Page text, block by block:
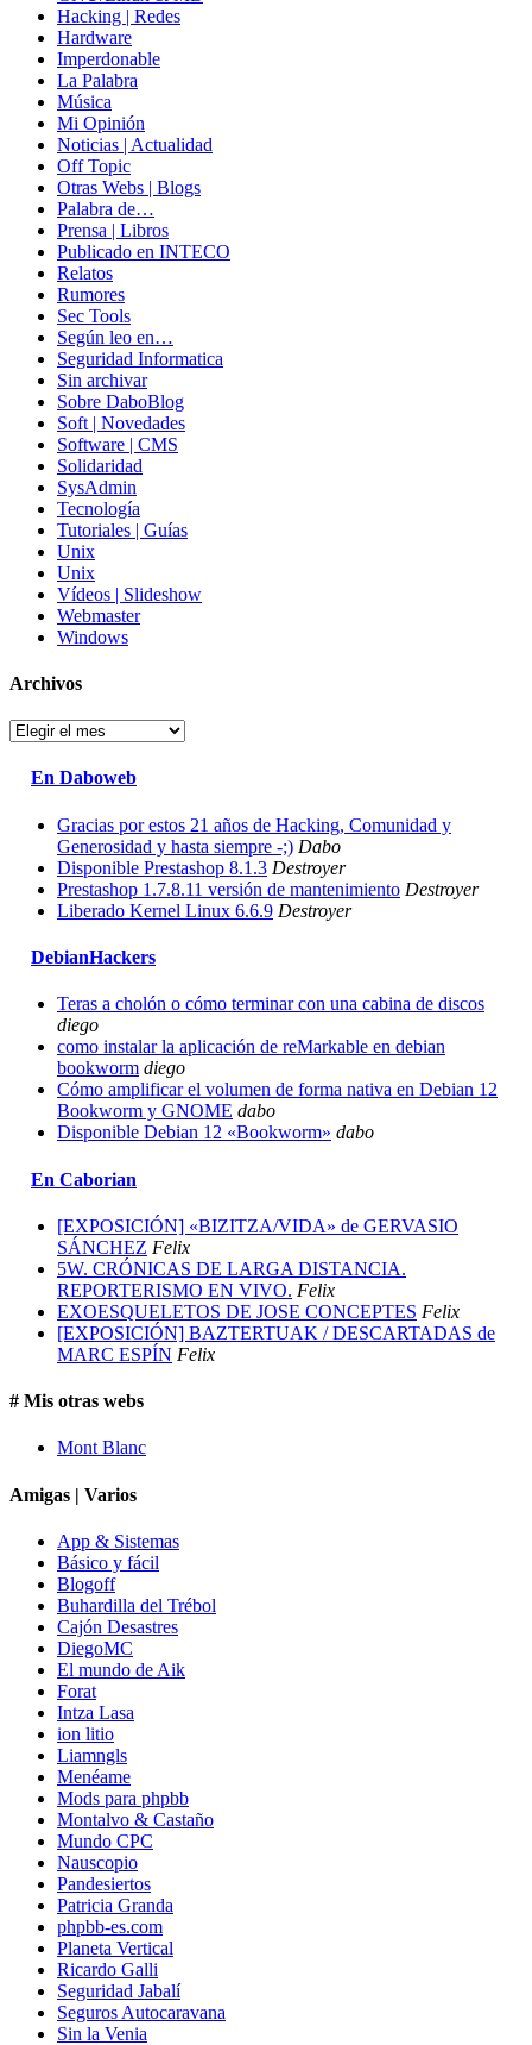
Hacking | Redes
Hardware
Imperdonable
La Palabra
Música
Mi Opinión
Noticias | Actualidad
Off Topic
Otras Webs | Blogs
Palabra de…
Prensa | Libros
Publicado en INTECO
Relatos
Rumores
Sec Tools
Según leo en…
Seguridad Informatica
Sin archivar
Sobre DaboBlog
Soft | Novedades
Software | CMS
Solidaridad
SysAdmin
Tecnología
Tutoriales | Guías
Unix
Unix
Vídeos | Slideshow
Webmaster
Windows
Archivos
Archivos
En Daboweb
Gracias por estos 21 años de Hacking, Comunidad y
Generosidad y hasta siempre -;) Dabo
Disponible Prestashop 8.1.3 Destroyer
Prestashop 1.7.8.11 versión de mantenimiento Destroyer
Liberado Kernel Linux 6.6.9 Destroyer
DebianHackers
Teras a cholón o cómo terminar con una cabina de discos
diego
como instalar la aplicación de reMarkable en debian
bookworm diego
Cómo amplificar el volumen de forma nativa en Debian 12
Bookworm y GNOME dabo
Disponible Debian 12 «Bookworm» dabo
En Caborian
[EXPOSICIÓN] «BIZITZA/VIDA» de GERVASIO
SÁNCHEZ Felix
5W. CRÓNICAS DE LARGA DISTANCIA.
REPORTERISMO EN VIVO. Felix
EXOESQUELETOS DE JOSE CONCEPTES Felix
[EXPOSICIÓN] BAZTERTUAK / DESCARTADAS de
MARC ESPÍN Felix
# Mis otras webs
Mont Blanc
Amigas | Varios
App & Sistemas
Básico y fácil
Blogoff
Buhardilla del Trébol
Cajón Desastres
DiegoMC
El mundo de Aik
Forat
Intza Lasa
ion litio
Liamngls
Menéame
Mods para phpbb
Montalvo & Castaño
Mundo CPC
Nauscopio
Pandesiertos
Patricia Granda
phpbb-es.com
Planeta Vertical
Ricardo Galli
Seguridad Jabalí
Seguros Autocaravana
Sin la Venia